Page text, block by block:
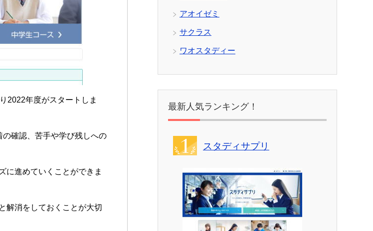
2022年度がスタートしま
確認、苦手や学び残しへの
に進めていくことができま
解消をしておくことが大切
アオイゼミ
サクラス
ワオスタディー
最新人気ランキング！
スタディサプリ